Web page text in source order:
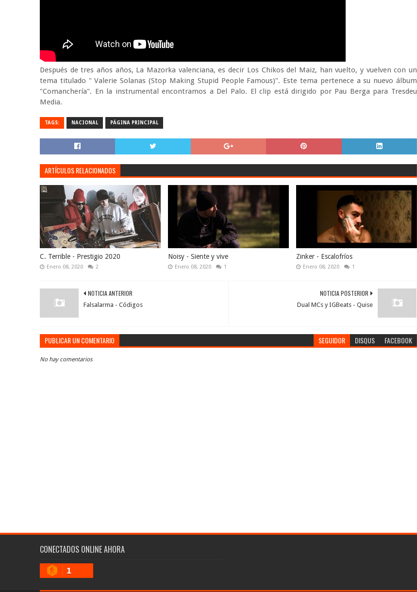
Después de tres años años, La Mazorka valenciana, es decir Los Chikos del Maiz, han vuelto, y vuelven con un
tema titulado " Valerie Solanas (Stop Making Stupid People Famous)". Este tema pertenece a su nuevo álbum
"Comanchería". En la instrumental encontramos a Del Palo. El clip está dirigido por Pau Berga para Tresdeu
Media.
TAGS: NACIONAL PÁGINA PRINCIPAL
ARTÍCULOS RELACIONADOS
C. Terrible - Prestigio 2020
Enero 08, 2020 2
Noisy - Siente y vive
Enero 08, 2020 1
Zinker - Escalofríos
Enero 08, 2020 1
NOTICIA POSTERIOR
Dual MCs y IGBeats - Quise
NOTICIA ANTERIOR
Falsalarma - Códigos
PUBLICAR UN COMENTARIO SEGUIDOR DISQUS FACEBOOK
No hay comentarios
CONECTADOS ONLINE AHORA
1